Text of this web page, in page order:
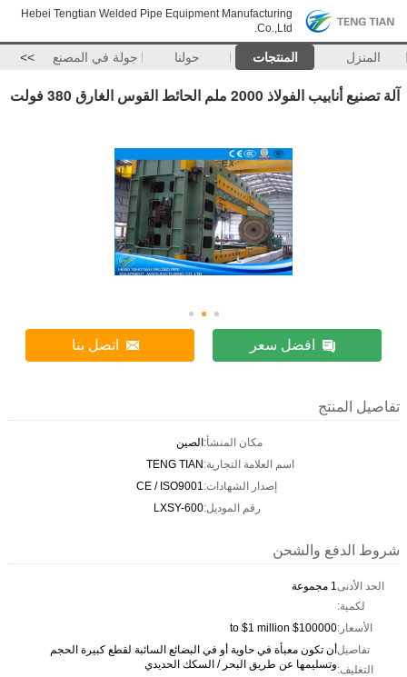
Hebei Tengtian Welded Pipe Equipment Manufacturing
Co.,Ltd.
المنزل المنتجات حولنا جولة في المصنع >>
آلة تصنيع أنابيب الفولاذ 2000 ملم الحائط القوس الغارق 380 فولت
افضل سعر اتصل بنا
تفاصيل المنتج
مكان المنشأ:الصين
اسم العلامة التجارية:TENG TIAN
إصدار الشهادات:CE / ISO9001
رقم الموديل:LXSY-600
شروط الدفع والشحن
الحد الأدنى
لكمية:
1 مجموعة
الأسعار:$100000 to $1 million
تفاصيل
التغليف:
أن تكون معبأة في حاوية أو في البضائع السائبة لقطع كبيرة الحجم
وتسليمها عن طريق البحر / السكك الحديدي